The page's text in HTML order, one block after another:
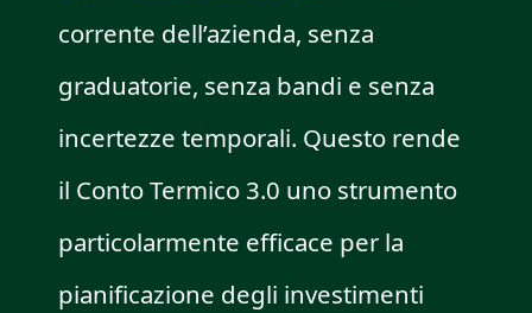
corrente dell’azienda, senza
graduatorie, senza bandi e senza
incertezze temporali. Questo rende
il Conto Termico 3.0 uno strumento
particolarmente efficace per la
pianificazione degli investimenti